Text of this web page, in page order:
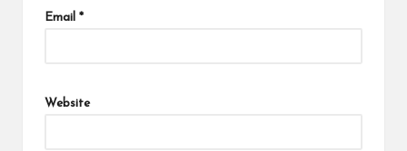
Email *
Website